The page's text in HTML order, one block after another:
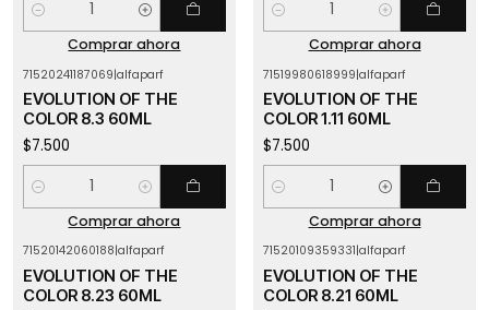
Cantidad
Comprar ahora
Cantidad
Comprar ahora
71520241187069|alfaparf
EVOLUTION OF THE
COLOR 8.3 60ML
$7.500
Cantidad
Comprar ahora
71519980618999|alfaparf
EVOLUTION OF THE
COLOR 1.11 60ML
$7.500
Cantidad
Comprar ahora
71520142060188|alfaparf
EVOLUTION OF THE
COLOR 8.23 60ML
71520109359331|alfaparf
EVOLUTION OF THE
COLOR 8.21 60ML